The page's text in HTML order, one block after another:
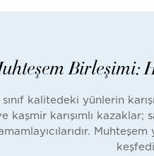
kalitedeki yünlerin
karışımlı